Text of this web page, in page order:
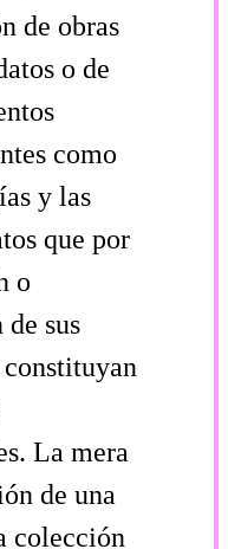
de obras
o de
como
y las
que por
o
sus
La mera
de una
colección